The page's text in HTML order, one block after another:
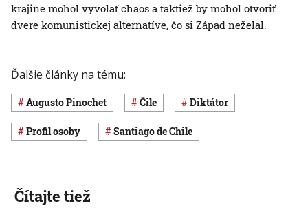
krajine mohol vyvolať chaos a taktiež by mohol otvoriť
dvere komunistickej alternatíve, čo si Západ neželal.
Ďalšie články na tému:
Augusto Pinochet Čile diktátor
profil osoby Santiago de Chile
Čítajte tiež